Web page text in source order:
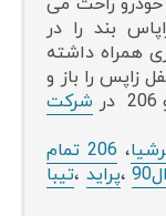
بند را در
همراه داشته
زاپس را باز و
شرکت
،
206 تمام
ال90 ،پراید ،تیبا